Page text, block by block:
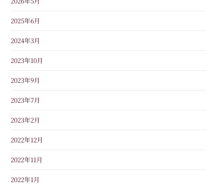
2025年6月
2024年3月
2023年10月
2023年9月
2023年7月
2023年2月
2022年12月
2022年11月
2022年1月